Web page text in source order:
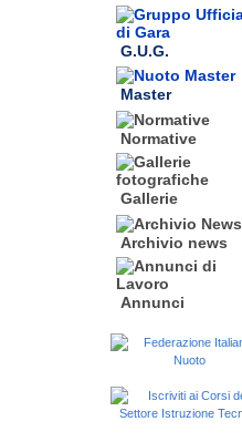
G.U.G.
Master
Normative
Gallerie
Archivio news
Annunci